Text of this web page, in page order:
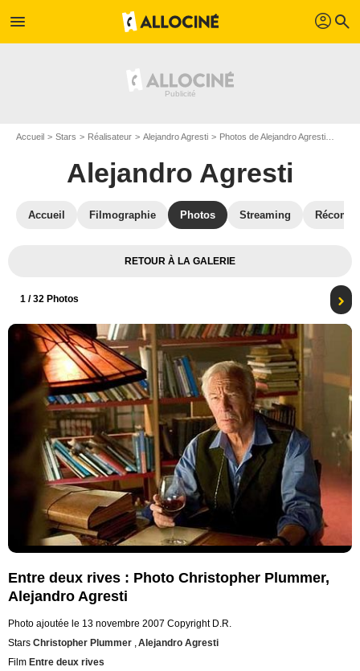
menu profil search
Accueil Stars Réalisateur Alejandro Agresti Photos de Alejandro Agresti
Alejandro Agresti
Accueil Filmographie Photos Streaming
RETOUR À LA GALERIE
1 / 32 Photos
Entre deux rives : Photo Christopher Plummer,
Alejandro Agresti
Photo ajoutée le 13 novembre 2007 Copyright D.R.
Stars Christopher Plummer ,Alejandro Agresti
Film Entre deux rives